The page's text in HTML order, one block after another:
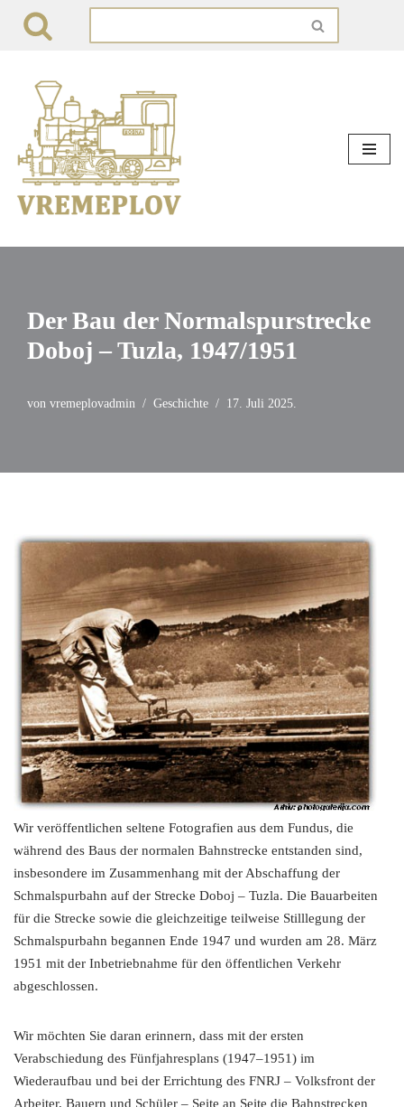
springen
Der Bau der Normalspurstrecke
Doboj – Tuzla, 1947/1951
von vremeplovadmin Geschichte 17. Juli 2025.
Wir veröffentlichen seltene Fotografien aus dem Fundus, die
während des Baus der normalen Bahnstrecke entstanden sind,
insbesondere im Zusammenhang mit der Abschaffung der
Schmalspurbahn auf der Strecke Doboj – Tuzla. Die Bauarbeiten
für die Strecke sowie die gleichzeitige teilweise Stilllegung der
Schmalspurbahn begannen Ende 1947 und wurden am 28. März
1951 mit der Inbetriebnahme für den öffentlichen Verkehr
abgeschlossen.
Wir möchten Sie daran erinnern, dass mit der ersten
Verabschiedung des Fünfjahresplans (1947–1951) im
Wiederaufbau und bei der Errichtung des FNRJ – Volksfront der
Arbeiter, Bauern und Schüler – Seite an Seite die Bahnstrecken